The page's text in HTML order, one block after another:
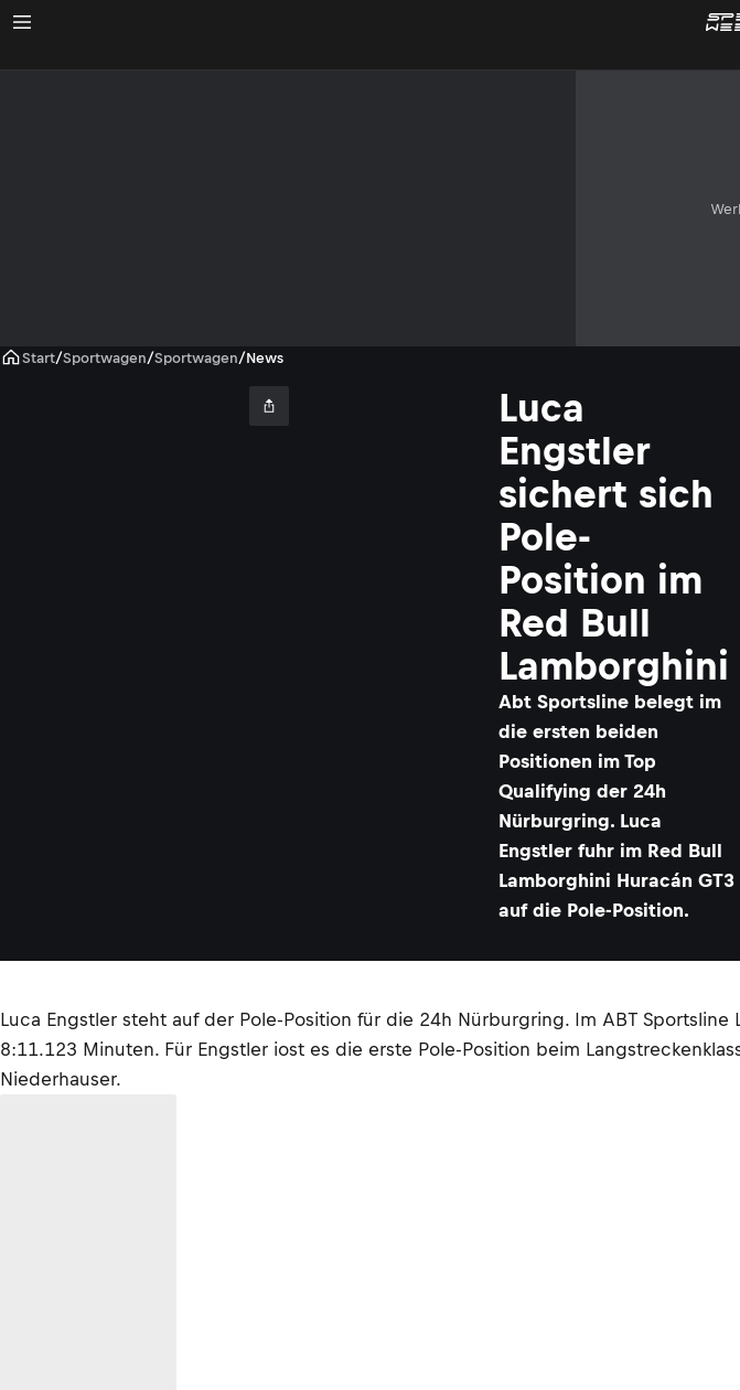
Start/Sportwagen/Sportwagen/News
Luca
Engstler
sichert sich
Pole-
Position im
Red Bull
Lamborghini
Abt Sportsline belegt im
die ersten beiden
Positionen im Top
Qualifying der 24h
Nürburgring. Luca
Engstler fuhr im Red Bull
Lamborghini Huracán GT3
auf die Pole-Position.
Luca Engstler steht auf der Pole-Position für die 24h Nürburgring. Im ABT
8:11.123 Minuten. Für Engstler iost es die erste Pole-Position beim
Niederhauser.